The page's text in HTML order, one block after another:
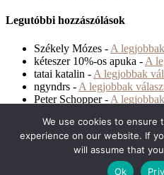
Legutóbbi hozzászólások
Székely Mózes - A
kéteszer 10%-os apuka - A
tatai katalin - A legjobbak
ngyndrs - A legjobbak
Peter Schopper- A
ArchívumWe use cookies to ensure
experience on our website. If
will assume that
Ok